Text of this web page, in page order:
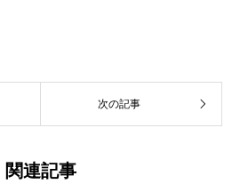
次の記事
関連記事